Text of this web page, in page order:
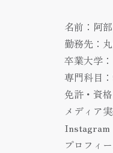
名前：阿
勤務先：
卒業大学
専門科目
免許・資
メディア
Instagram
プロフィ